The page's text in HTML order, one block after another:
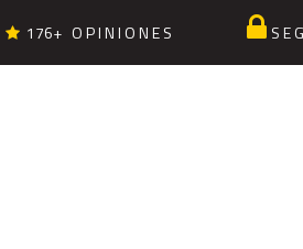
S E
176+ O P I N I O N E S